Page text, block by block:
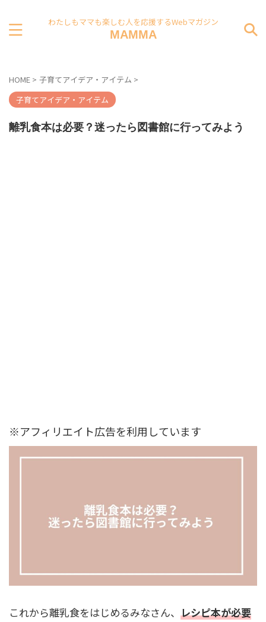
わたしもママも楽しむ人を応援するWebマガジン
MAMMA
HOME > 子育てアイデア・アイテム >
子育てアイデア・アイテム
離乳食本は必要？迷ったら図書館に行ってみよう
※アフィリエイト広告を利用しています
これから離乳食をはじめるみなさん、 レシピ本が必要